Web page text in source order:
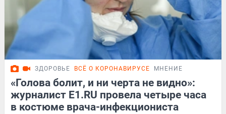
ЗДОРОВЬЕ ВСЁ О КОРОНАВИРУСЕ МНЕНИЕ
«Голова болит, и ни черта не видно»:
журналист Е1.RU провела четыре часа
в костюме врача-инфекциониста